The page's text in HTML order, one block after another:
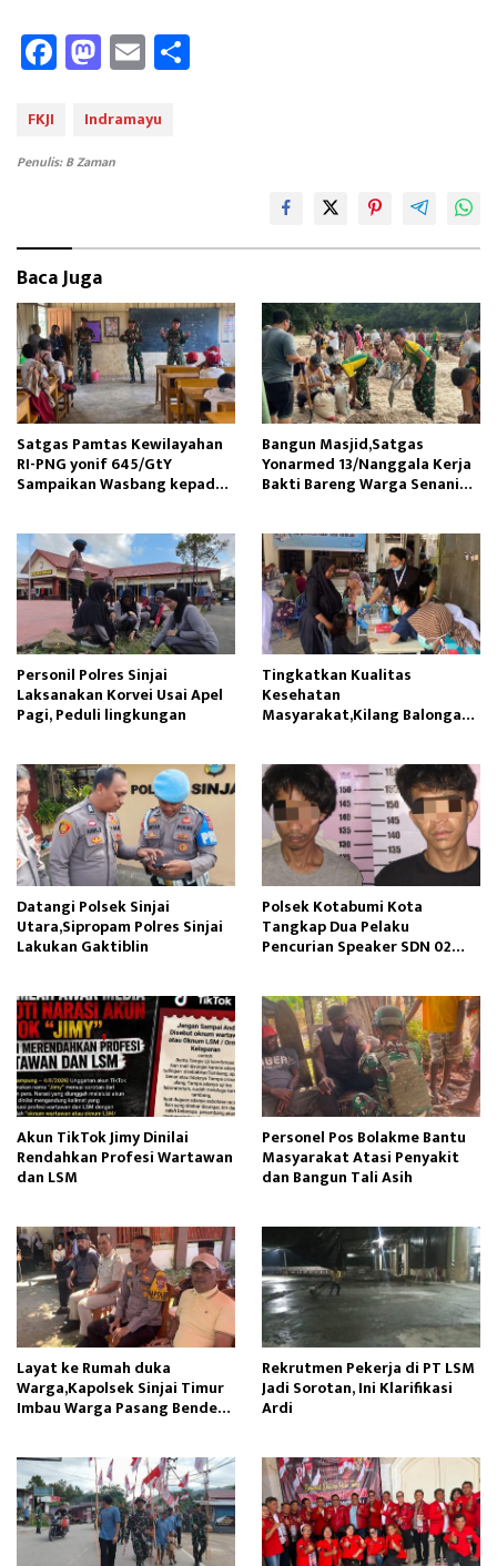
Fa
ce
oo
M
as
to
d
E
m
ail
FKJI Indramayu
Penulis: B Zaman
Baca Juga
Satgas Pamtas Kewilayahan
RI-PNG yonif 645/GtY
Sampaikan Wasbang kepada
Bangun Masjid,Satgas
Yonarmed 13/Nanggala Kerja
Bakti Bareng Warga Senaning
Personil Polres Sinjai
Laksanakan Korvei Usai Apel
Pagi, Peduli lingkungan
Tingkatkan Kualitas
Kesehatan
Masyarakat,Kilang Balongan
Datangi Polsek Sinjai
Utara,Sipropam Polres Sinjai
Lakukan Gaktiblin
Polsek Kotabumi Kota
Tangkap Dua Pelaku
Pencurian Speaker SDN 02
Akun TikTok Jimy Dinilai
Rendahkan Profesi Wartawan
dan LSM
Personel Pos Bolakme Bantu
Masyarakat Atasi Penyakit
dan Bangun Tali Asih
Layat ke Rumah duka
Warga,Kapolsek Sinjai Timur
Imbau Warga Pasang Bendera
Rekrutmen Pekerja di PT LSM
Jadi Sorotan, Ini Klarifikasi
Ardi